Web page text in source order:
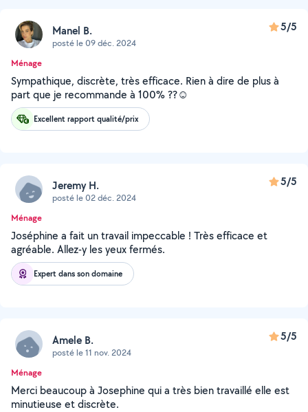
Manel B.
posté le 09 déc. 2024
5/5
Ménage
Sympathique, discrète, très efficace. Rien à dire de plus à
part que je recommande à 100% ??☺️
Excellent rapport qualité/prix
Jeremy H.
posté le 02 déc. 2024
5/5
Ménage
Joséphine a fait un travail impeccable ! Très efficace et
agréable. Allez-y les yeux fermés.
Expert dans son domaine
Amele B.
posté le 11 nov. 2024
5/5
Ménage
Merci beaucoup à Josephine qui a très bien travaillé elle est
minutieuse et discrète.